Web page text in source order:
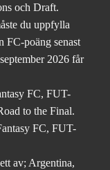
och Draft.
du uppfylla
FC-poäng senast
2026 får
FC, FUT-
to the Final.
FC, FUT-
av; Argentina,